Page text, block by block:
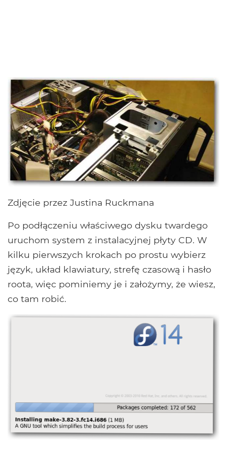
Zdjęcie przez Justina Ruckmana
Po podłączeniu właściwego dysku twardego
uruchom system z instalacyjnej płyty CD. W
kilku pierwszych krokach po prostu wybierz
język, układ klawiatury, strefę czasową i hasło
roota, więc pominiemy je i założymy, że wiesz,
co tam robić.